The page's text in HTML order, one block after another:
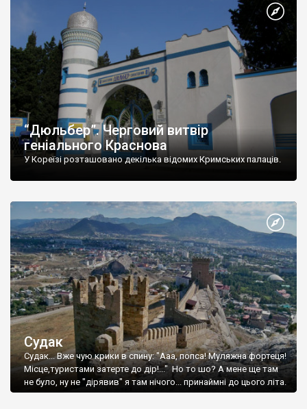
“Дюльбер”. Черговий витвір
геніального Краснова
У Кореїзі розташовано декілька відомих Кримських палаців.
Судак
Судак... Вже чую крики в спину: "Ааа, попса! Муляжна фортеця!
Місце,туристами затерте до дір!..." Но то шо? А мене ще там
не було, ну не "дірявив" я там нічого... принаймні до цього літа.